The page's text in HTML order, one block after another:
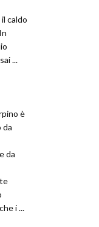
caldo
...
è
da
da
i ...